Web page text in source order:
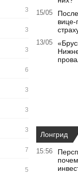
3
3
3
6
3
3
3
7
5
15/05
13/05
Лонгрид
15:56